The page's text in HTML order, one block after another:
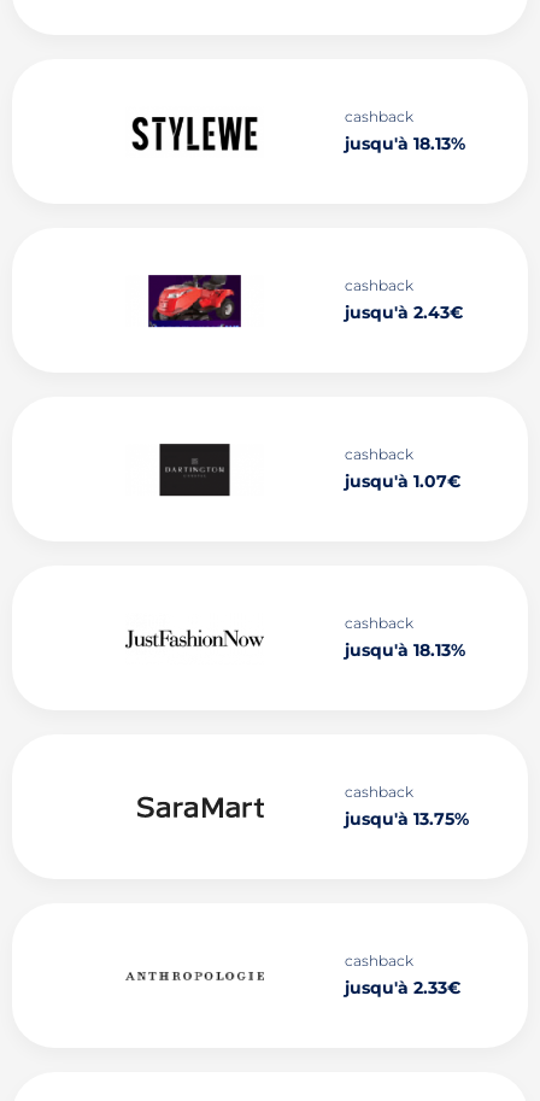
cashback
jusqu'à 18.13%
cashback
jusqu'à 2.43€
cashback
jusqu'à 1.07€
cashback
jusqu'à 18.13%
cashback
jusqu'à 13.75%
cashback
jusqu'à 2.33€